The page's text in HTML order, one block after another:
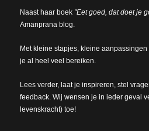
Naast haar boek "Eet goed, dat doet je
Amanprana blog.
Met kleine stapjes, kleine
je al heel veel bereiken.
Lees verder, laat je inspireren, stel
feedback. Wij wensen je in ieder geval
levenskracht) toe!